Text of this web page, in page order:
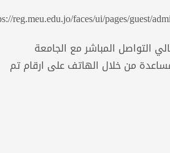
التواصل المباشر مع الجامعة
من خلال الهاتف على ارقام تم